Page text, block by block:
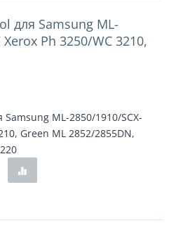
для Samsung ML-
Ph 3250/WC 3210,
ML-2850/1910/SCX-
Green ML 2852/2855DN,